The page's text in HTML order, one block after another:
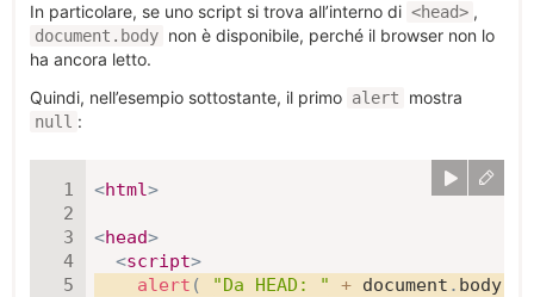
In particolare, se uno script si trova all’interno di <head> ,
document.body non è disponibile, perché il browser non lo
ha ancora letto.
Quindi, nell’esempio sottostante, il primo alert mostra
null :
<html>
<head>
<script>
alert ( "Da HEAD: " + document . body